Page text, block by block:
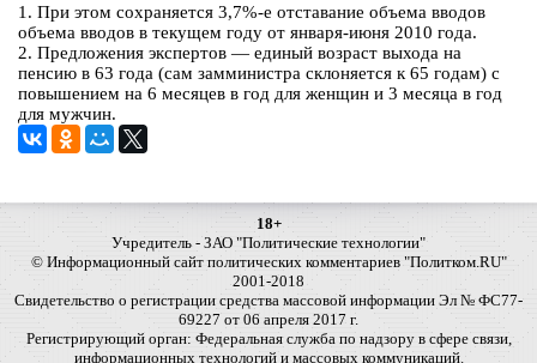
1. При этом сохраняется 3,7%-е отставание объема вводов
объема вводов в текущем году от января-июня 2010 года.
2. Предложения экспертов — единый возраст выхода на
пенсию в 63 года (сам замминистра склоняется к 65 годам) с
повышением на 6 месяцев в год для женщин и 3 месяца в год
для мужчин.
18+
Учредитель - ЗАО "Политические технологии"
© Информационный сайт политических комментариев "Политком.RU"
2001-2018
Свидетельство о регистрации средства массовой информации Эл № ФС77-
69227 от 06 апреля 2017 г.
Регистрирующий орган: Федеральная служба по надзору в сфере связи,
информационных технологий и массовых коммуникаций.